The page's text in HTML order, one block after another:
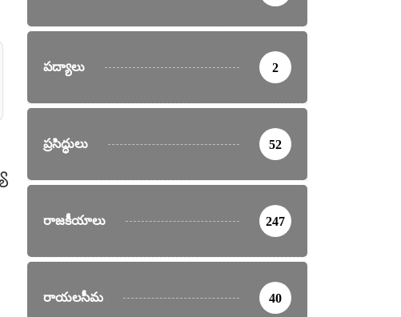
పద్యాలు 2
ప్రసిద్ధులు 52
రాజకీయాలు 247
రాయలసీమ 40